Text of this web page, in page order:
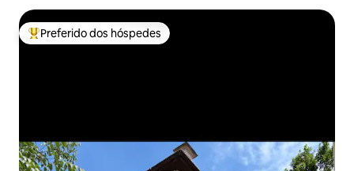
Entre os melhores preferidos dos hóspedes
Preferido dos hóspedes